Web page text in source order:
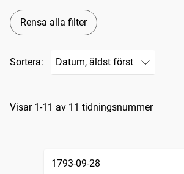
Rensa alla filter
Sortera:
Sökresultat
Visar 1-11 av 11 tidningsnummer
1793-09-28